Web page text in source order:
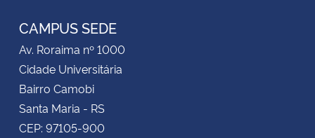
CAMPUS SEDE
Av. Roraima nº 1000
Cidade Universitária
Bairro Camobi
Santa Maria - RS
CEP: 97105-900